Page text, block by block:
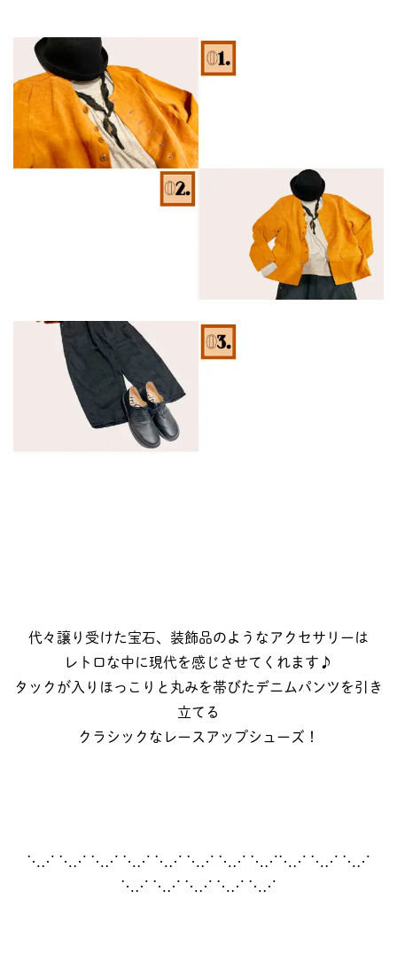
代々譲り受けた宝石、装飾品のようなアクセサリーは
レトロな中に現代を感じさせてくれます♪
タックが入りほっこりと丸みを帯びたデニムパンツを引き
立てる
クラシックなレースアップシューズ！
⋱⋰ ⋱⋰ ⋱⋰ ⋱⋰ ⋱⋰ ⋱⋰ ⋱⋰ ⋱⋰⋱⋰ ⋱⋰ ⋱⋰
⋱⋰ ⋱⋰ ⋱⋰ ⋱⋰ ⋱⋰